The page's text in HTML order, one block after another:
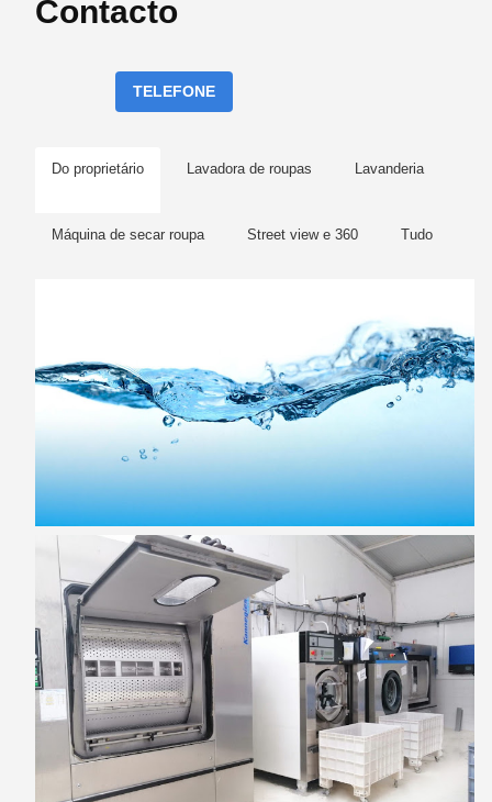
Contacto
TELEFONE
Do proprietário Lavadora de roupas Lavanderia
Máquina de secar roupa Street view e 360 Tudo